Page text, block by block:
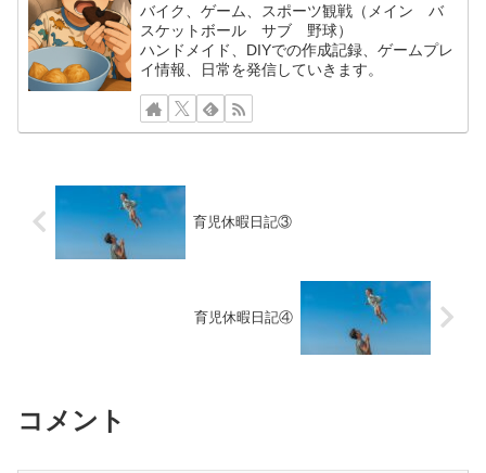
バイク、ゲーム、スポーツ観戦（メイン バ
スケットボール サブ 野球）
ハンドメイド、DIYでの作成記録、ゲームプレ
イ情報、日常を発信していきます。
育児休暇日記③
育児休暇日記④
コメント